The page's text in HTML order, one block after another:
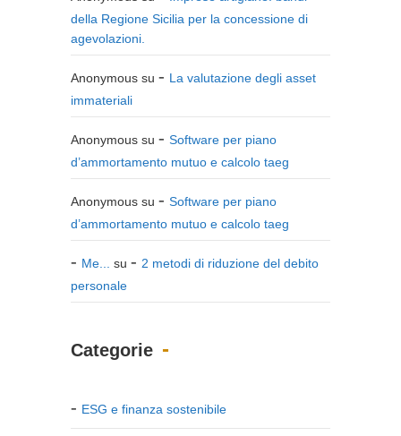
della Regione Sicilia per la concessione di
agevolazioni.
Anonymous su
La valutazione degli asset
immateriali
Anonymous su
Software per piano
d’ammortamento mutuo e calcolo taeg
Anonymous su
Software per piano
d’ammortamento mutuo e calcolo taeg
Me... su
2 metodi di riduzione del debito
personale
Categorie
ESG e finanza sostenibile